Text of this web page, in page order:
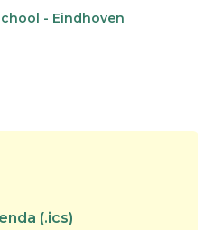
- Eindhoven
(.ics)